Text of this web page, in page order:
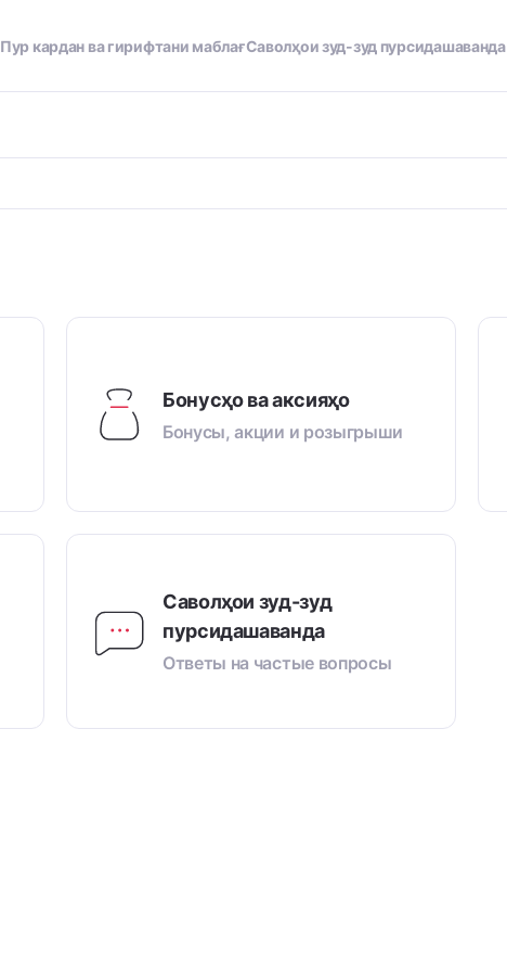
Пур кардан ва гирифтани маблағСаволҳои зуд-зуд пурсидашаванда
Бонусҳо ва аксияҳо
Бонусы, акции и розыгрыши
Саволҳои зуд-зуд
пурсидашаванда
Ответы на частые вопросы